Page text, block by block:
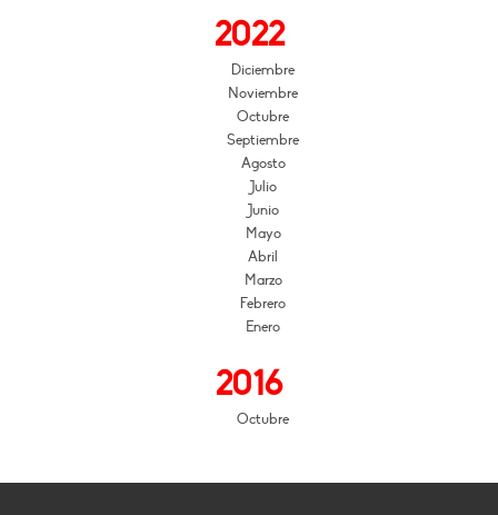
2022
Diciembre
Noviembre
Octubre
Septiembre
Agosto
Julio
Junio
Mayo
Abril
Marzo
Febrero
Enero
2016
Octubre